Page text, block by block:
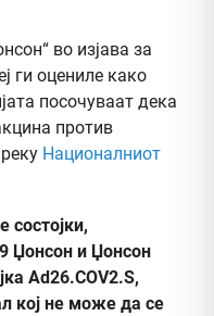
во изјава за
ги оцениле како
посочуваат дека
против
Националниот
состојки,
Џонсон и Џонсон
Ad26.COV2.S,
кој не може да се